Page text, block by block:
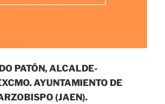
PATÓN, ALCALDE-
AYUNTAMIENTO DE
(JAEN).